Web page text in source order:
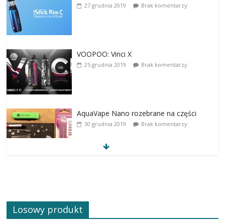
27 grudnia 2019 Brak komentarzy
VOOPOO: Vinci X
25 grudnia 2019 Brak komentarzy
AquaVape Nano rozebrane na części
30 grudnia 2019 Brak komentarzy
Losowy produkt